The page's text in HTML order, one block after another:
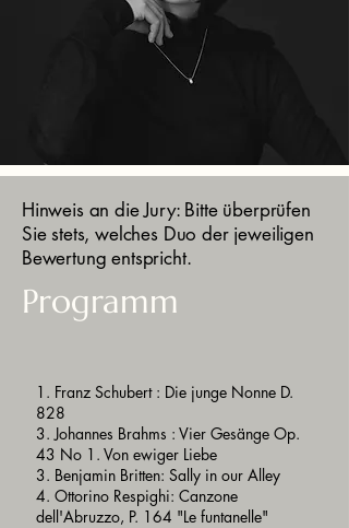
Hinweis an die Jury: Bitte überprüfen
Sie stets, welches Duo der jeweiligen
Bewertung entspricht.
Programm
1. Franz Schubert : Die junge Nonne D.
828
3. Johannes Brahms : Vier Gesänge Op.
43 No 1. Von ewiger Liebe
3. Benjamin Britten: Sally in our Alley
4. Ottorino Respighi: Canzone
dell'Abruzzo, P. 164 "Le funtanelle"